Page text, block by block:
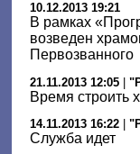
10.12.2013 19:21
В рамках
возведен
Первозванного
21.11.2013 12:05
Время строить
14.11.2013 16:22
Служба идет